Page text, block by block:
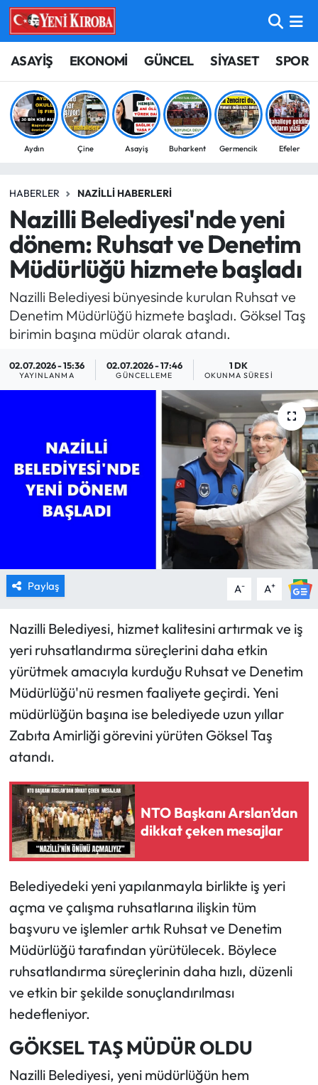
ASAYİŞ EKONOMİ GÜNCEL SİYASET SPOR
Aydın Çine Asayiş Buharkent Germencik Efeler
HABERLER NAZILLI HABERLERI
Nazilli Belediyesi'nde yeni
dönem: Ruhsat ve Denetim
Müdürlüğü hizmete başladı
Nazilli Belediyesi bünyesinde kurulan Ruhsat ve
Denetim Müdürlüğü hizmete başladı. Göksel Taş
birimin başına müdür olarak atandı.
02.07.2026 - 15:36
YAYINLANMA
02.07.2026 - 17:46
GÜNCELLEME
1 DK
OKUNMA SÜRESI
Paylaş A- A+
Nazilli Belediyesi, hizmet kalitesini artırmak ve iş
yeri ruhsatlandırma süreçlerini daha etkin
yürütmek amacıyla kurduğu Ruhsat ve Denetim
Müdürlüğü'nü resmen faaliyete geçirdi. Yeni
müdürlüğün başına ise belediyede uzun yıllar
Zabıta Amirliği görevini yürüten Göksel Taş
atandı.
NTO Başkanı Arslan’dan
dikkat çeken mesajlar
Belediyedeki yeni yapılanmayla birlikte iş yeri
açma ve çalışma ruhsatlarına ilişkin tüm
başvuru ve işlemler artık Ruhsat ve Denetim
Müdürlüğü tarafından yürütülecek. Böylece
ruhsatlandırma süreçlerinin daha hızlı, düzenli
ve etkin bir şekilde sonuçlandırılması
hedefleniyor.
GÖKSEL TAŞ MÜDÜR OLDU
Nazilli Belediyesi, yeni müdürlüğün hem
ASAYİŞ
BİLİM-TEKNOLOJİ
ÇEVRE
EĞİTİM
EKONOMİ
GÜNCEL
GÜNDEM
MAGAZİN
SAĞLIK
SPOR
TARIM
TURİZM
RESMİ İLANLAR
HABER İLAN
Aydın Nöbetçi Eczaneler
Aydın Hava Durumu
Aydin Namaz Vakitleri
Süper Lig Puan Durumu ve Fikstür
Tüm Manşetler
Son Dakika Haberleri
Haber Arşivi